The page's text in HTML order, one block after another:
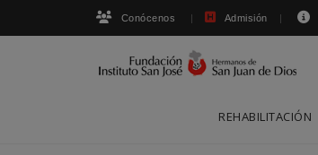
Conócenos Admisión
REHABILITACIÓN